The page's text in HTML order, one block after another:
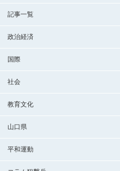
記事一覧
政治経済
国際
社会
教育文化
山口県
平和運動